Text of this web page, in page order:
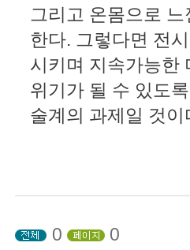
그리고 온몸으로
한다. 그렇다면 전
시키며 지속가능한
위기가 될 수 있도
술계의 과제일 것이
0 0